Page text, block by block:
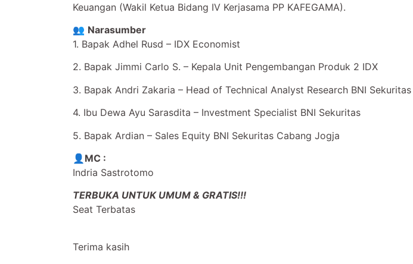
Keuangan (Wakil Ketua Bidang IV Kerjasama PP KAFEGAMA).
👥 Narasumber
1. Bapak Adhel Rusd – IDX Economist
2. Bapak Jimmi Carlo S. – Kepala Unit Pengembangan Produk 2 IDX
3. Bapak Andri Zakaria – Head of Technical Analyst Research BNI Sekuritas
4. Ibu Dewa Ayu Sarasdita – Investment Specialist BNI Sekuritas
5. Bapak Ardian – Sales Equity BNI Sekuritas Cabang Jogja
👤 MC :
Indria Sastrotomo
TERBUKA UNTUK UMUM & GRATIS!!!
Seat Terbatas
Terima kasih